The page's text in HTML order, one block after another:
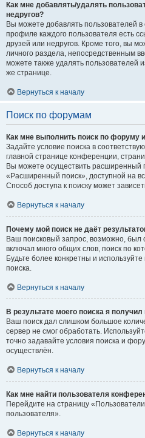
Как мне добавлять/удалять
недругов?
Вы можете добавлять пользователей
профиле каждого пользователя есть
друзей или недругов. Кроме того, вы
личного раздела, непосредственным
можете также удалять пользователей
же странице.
Вернуться к началу
Поиск по форумам
Как мне выполнить поиск по форуму
Задайте условие поиска в
главной странице конференции,
Вы можете осуществить расширенный
«Расширенный поиск», доступной на
Способ доступа к поиску может
Вернуться к началу
Почему мой поиск не даёт
Ваш поисковый запрос, возможно,
включал много общих слов, поиск по
Будьте более конкретны и
поиска.
Вернуться к началу
В результате моего поиска я
Ваш поиск дал слишком большое
сервер не смог обработать.
точно задавайте условия поиска и
осуществлён.
Вернуться к началу
Как мне найти пользователя
Перейдите на страницу
пользователя».
Вернуться к началу